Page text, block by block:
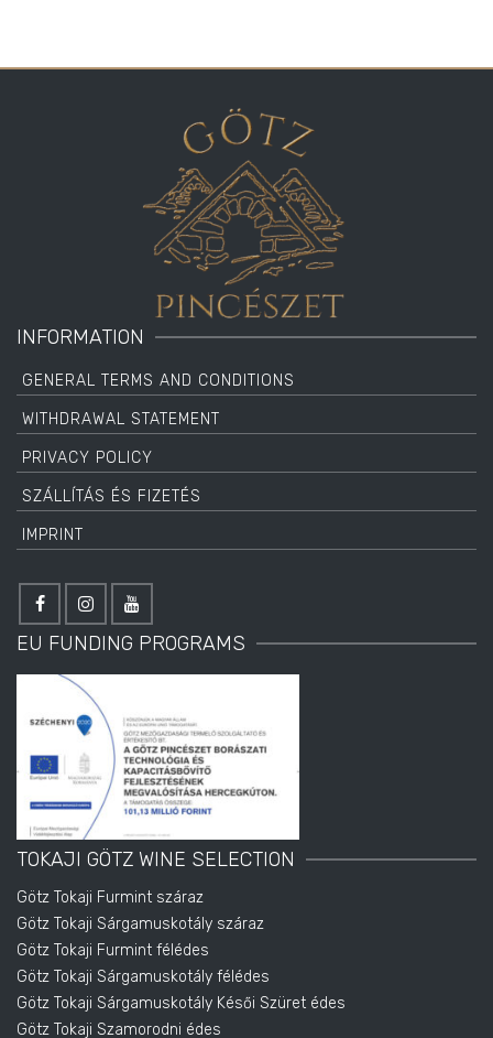
INFORMATION
GENERAL TERMS AND CONDITIONS
WITHDRAWAL STATEMENT
PRIVACY POLICY
SZÁLLÍTÁS ÉS FIZETÉS
IMPRINT
EU FUNDING PROGRAMS
TOKAJI GÖTZ WINE SELECTION
Götz Tokaji Furmint száraz
Götz Tokaji Sárgamuskotály száraz
Götz Tokaji Furmint félédes
Götz Tokaji Sárgamuskotály félédes
Götz Tokaji Sárgamuskotály Késői Szüret édes
Götz Tokaji Szamorodni édes